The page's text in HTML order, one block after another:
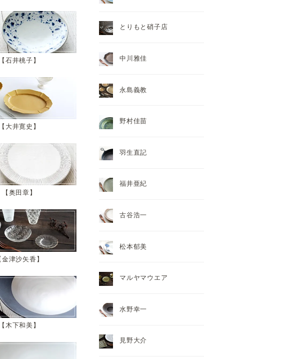
石井桃子
大井寛史
奥田章
金津沙矢香
木下和美
とりもと硝子店
中川雅佳
永島義教
野村佳苗
羽生直記
福井亜紀
古谷浩一
松本郁美
マルヤマウエア
水野幸一
見野大介